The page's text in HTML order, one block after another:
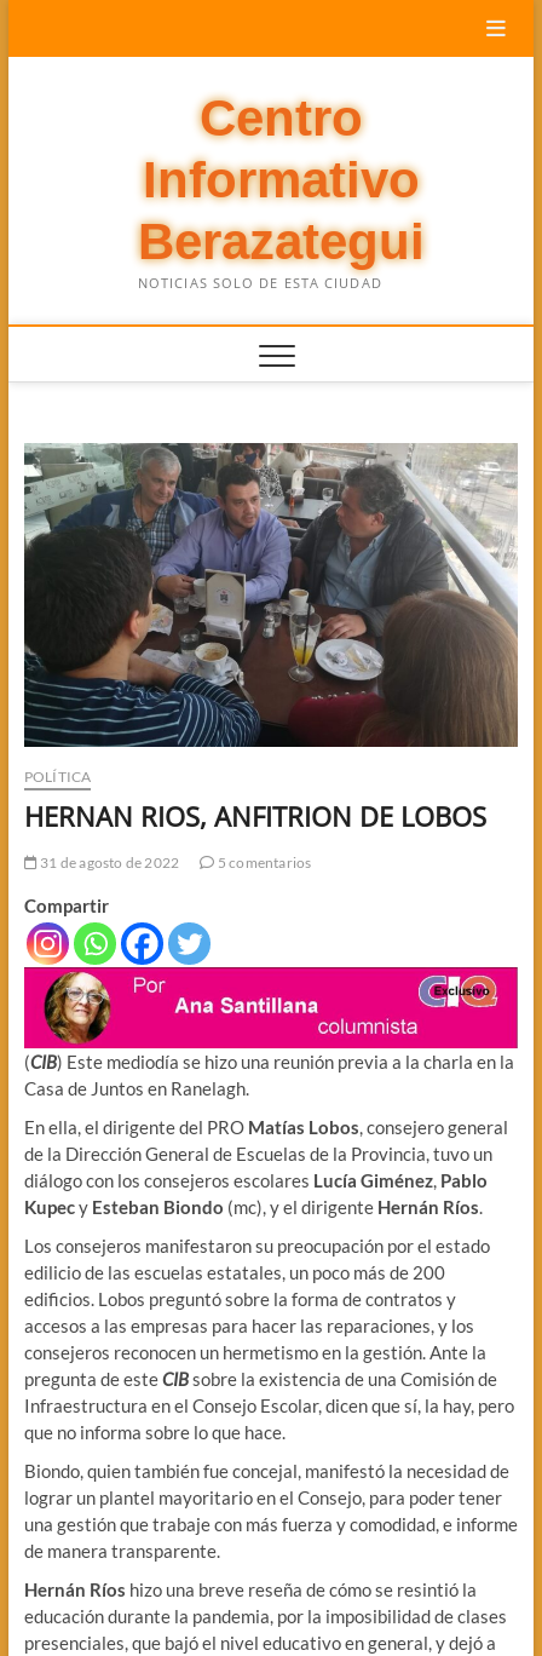
Centro
Informativo
Berazategui
NOTICIAS SOLO DE ESTA CIUDAD
POLÍTICA
HERNAN RIOS, ANFITRION DE LOBOS
31 de agosto de 2022 5 comentarios
Compartir
(CIB) Este mediodía se hizo una reunión previa a la charla en la
Casa de Juntos en Ranelagh.
En ella, el dirigente del PRO Matías Lobos , consejero general
de la Dirección General de Escuelas de la Provincia, tuvo un
diálogo con los consejeros escolares Lucía Giménez, Pablo
Kupecy Esteban Biondo (mc), y el dirigente Hernán Ríos
Los consejeros manifestaron su preocupación por el estado
edilicio de las escuelas estatales, un poco más de 200
edificios. Lobos preguntó sobre la forma de contratos y
accesos a las empresas para hacer las reparaciones, y los
consejeros reconocen un hermetismo en la gestión. Ante la
pregunta de esteCIBsobre la existencia de una Comisión de
Infraestructura en el Consejo Escolar, dicen que sí, la hay, pero
que no informa sobre lo que hace.
Biondo, quien también fue concejal, manifestó la necesidad de
lograr un plantel mayoritario en el Consejo, para poder tener
una gestión que trabaje con más fuerza y comodidad, e informe
de manera transparente.
Hernán Ríos hizo una breve reseña de cómo se resintió la
educación durante la pandemia, por la imposibilidad de clases
presenciales, que bajó el nivel educativo en general, y dejó a